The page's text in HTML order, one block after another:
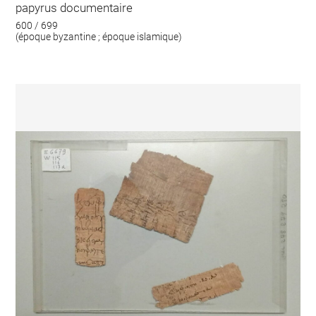
papyrus documentaire
600 / 699
(époque byzantine ; époque islamique)